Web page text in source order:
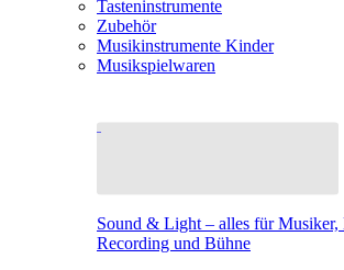
Tasteninstrumente
Zubehör
Musikinstrumente Kinder
Musikspielwaren
Sound & Light – alles für Musiker,
Recording und Bühne